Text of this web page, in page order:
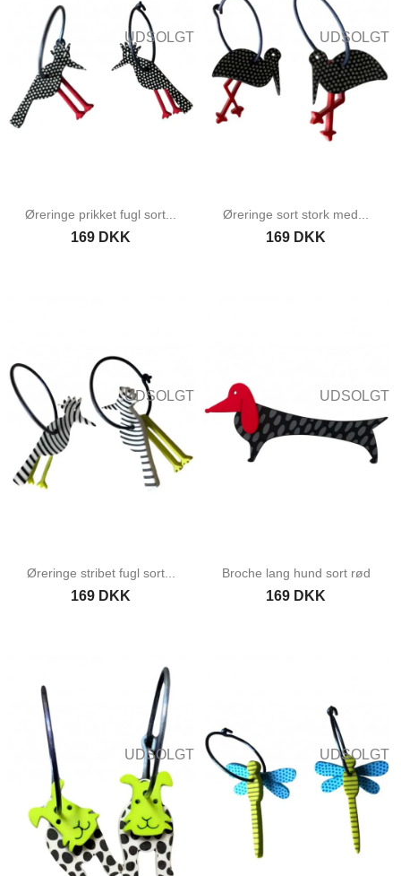
UDSOLGT
Øreringe prikket fugl sort...
169 DKK
UDSOLGT
Øreringe sort stork med...
169 DKK
UDSOLGT
Øreringe stribet fugl sort...
169 DKK
UDSOLGT
Broche lang hund sort rød
169 DKK
UDSOLGT UDSOLGT